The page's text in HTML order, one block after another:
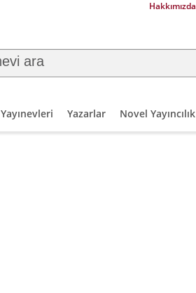
Hakkımızda
Yayınevleri Yazarlar Novel Yayıncılık